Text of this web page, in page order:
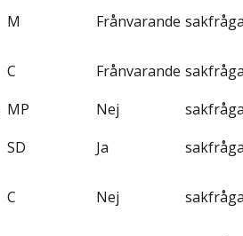
M Frånvarande
C Frånvarande
MP Nej
SD Ja
C Nej